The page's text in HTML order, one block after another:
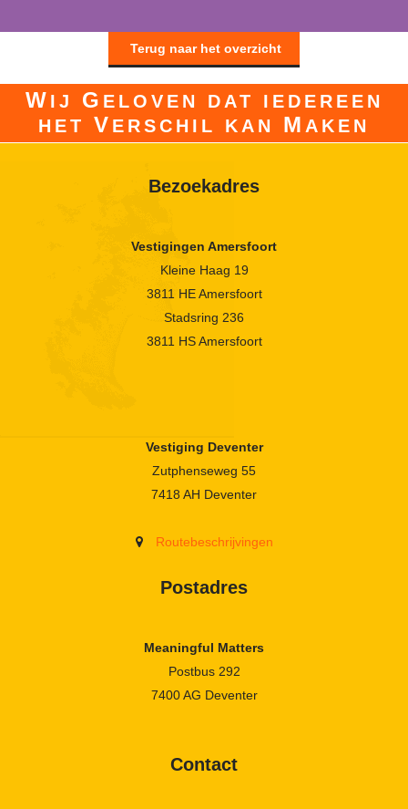
Terug naar het overzicht
W IJ G ELOVEN DAT IEDEREEN
HET V ERSCHIL KAN M AKEN
Bezoekadres
Vestigingen Amersfoort
Kleine Haag 19
3811 HE Amersfoort
Stadsring 236
3811 HS Amersfoort
Vestiging Deventer
Zutphenseweg 55
7418 AH Deventer
Routebeschrijvingen
Postadres
Meaningful Matters
Postbus 292
7400 AG Deventer
Contact